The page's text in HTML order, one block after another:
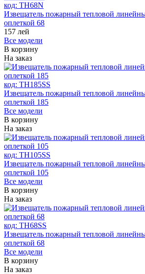
код: ТH68N
Извещатель пожарный тепловой
оплеткой 68
157 лей
Все модели
В корзину
На заказ
код: ТH185SS
Извещатель пожарный тепловой
оплеткой 185
Все модели
В корзину
На заказ
код: ТH105SS
Извещатель пожарный тепловой
оплеткой 105
Все модели
В корзину
На заказ
код: ТH68SS
Извещатель пожарный тепловой
оплеткой 68
Все модели
В корзину
На заказ